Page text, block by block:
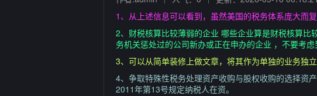
1、从上述信息可以看到，虽然美国的税务体系庞大而
2、财税核算比较薄弱的企业 哪些企业算是财税核算比
务机关惩处过的公司新办或正在申办的企业 ，不要考虑
3、可以从简单装修上做文章，将其作为单独的业务独
4、争取特殊性税务处理资产收购与股权收购的选择资
2011年第13号规定纳税人在资。